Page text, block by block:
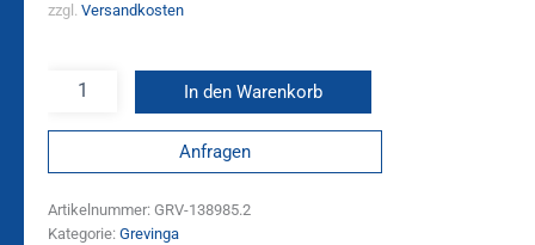
zzgl. Versandkosten
In den Warenkorb
Anfragen
Artikelnummer: GRV-138985.2
Kategorie: Grevinga